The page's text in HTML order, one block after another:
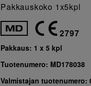
Pakkauskoko 1x5kpl
2797
Pakkaus: 1 x 5 kpl
Tuotenumero: MD178038
Valmistajan tuotenumero: